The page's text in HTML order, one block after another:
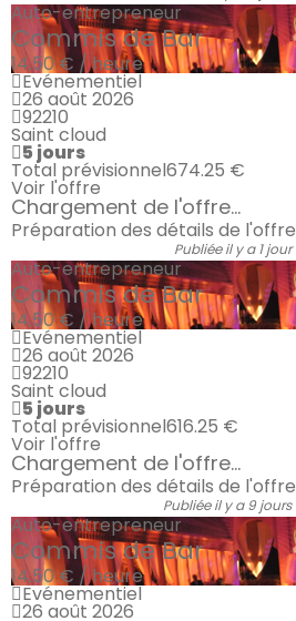
Auto-entrepreneur
Commis de Bar
14.50 € / heure
Evénementiel
26 août 2026
92210
Saint cloud
5 jours
Total prévisionnel674.25 €
Voir l'offre
Chargement de l'offre...
Préparation des détails de l'offre
Publiée il y a 1 jour
Auto-entrepreneur
Commis de Bar
14.50 € / heure
Evénementiel
26 août 2026
92210
Saint cloud
5 jours
Total prévisionnel616.25 €
Voir l'offre
Chargement de l'offre...
Préparation des détails de l'offre
Publiée il y a 9 jours
Auto-entrepreneur
Commis de Bar
14.50 € / heure
Evénementiel
26 août 2026